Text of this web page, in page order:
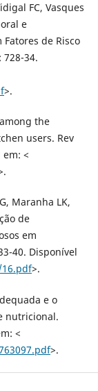
FC, Vasques
e
de Risco
728-34.
>.
the
users. Rev
em: <
Maranha LK,
de
em
40. Disponível
>.
e o
nutricional.
<
>.